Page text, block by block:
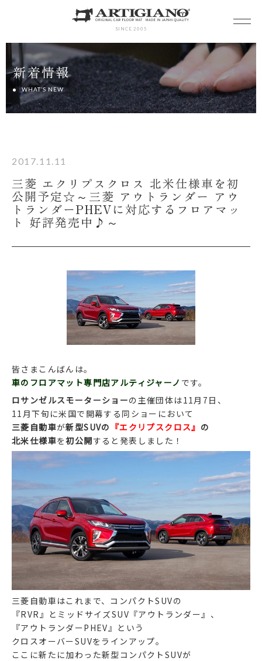
SINCE 2005
新着情報
WHAT’S NEW
2017.11.11
三菱 エクリプスクロス 北米仕様車を初
公開予定☆～三菱 アウトランダー アウ
トランダーPHEVに対応するフロアマッ
ト 好評発売中♪～
皆さまこんばんは。
車のフロアマット専門店アルティジャーノ です。
ロサンゼルスモーターショーの主催団体は11月7日、
11月下旬に米国で開幕する同ショーにおいて
三菱自動車が新型SUVの 『エクリプスクロス』 の
北米仕様車を初公開すると発表しました！
三菱自動車はこれまで、コンパクトSUVの
『RVR』とミッドサイズSUV『アウトランダー』、
『アウトランダーPHEV』という
クロスオーバーSUVをラインアップ。
ここに新たに加わった新型コンパクトSUVが